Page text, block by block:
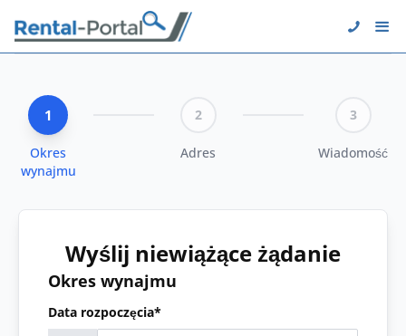
1
Okres
wynajmu
2
Adres
3
Wiadomość
Wyślij niewiążące żądanie
Okres wynajmu
Data rozpoczęcia*